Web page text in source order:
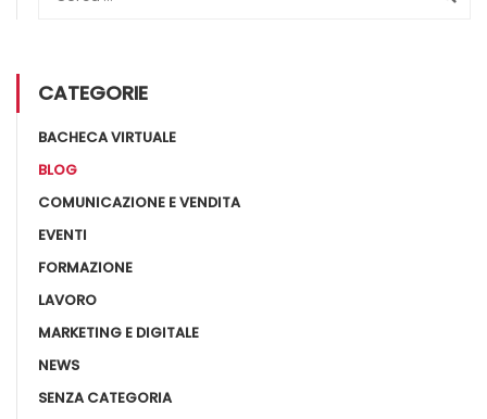
CATEGORIE
BACHECA VIRTUALE
BLOG
COMUNICAZIONE E VENDITA
EVENTI
FORMAZIONE
LAVORO
MARKETING E DIGITALE
NEWS
SENZA CATEGORIA